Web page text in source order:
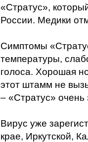
«Стратус»,
России. Медики
Симптомы
температуры,
голоса. Хорошая
этот штамм не
– «Стратус» очень
Вирус уже
крае, Иркутской,